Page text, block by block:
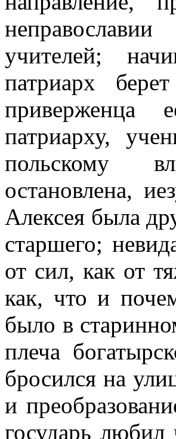
учителей;
патриарх
приверженца
патриарху,
польскому
остановлена,
Алексея была
старшего;
от сил, как от
как, что и
было в
плеча
бросился на
и
государь любил